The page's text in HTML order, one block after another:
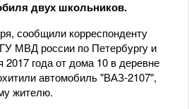
двух школьников.
сообщили корреспонденту
МВД россии по Петербургу и
2017 года от дома 10 в деревне
автомобиль "ВАЗ-2107",
жителю.